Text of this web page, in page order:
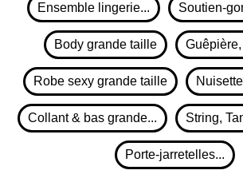
Ensemble lingerie... Soutien-
Body grande taille
Robe sexy grande taille
Collant & bas grande... String,
Porte-jarretelles...